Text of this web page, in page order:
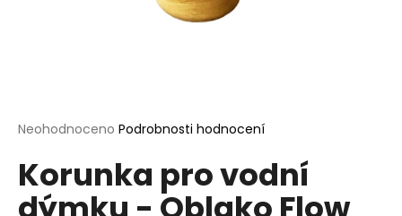
Průměrné
produktu
je
0,0
Neohodnoceno Podrobnosti hodnocení
Korunka pro vodní
HLEDAT